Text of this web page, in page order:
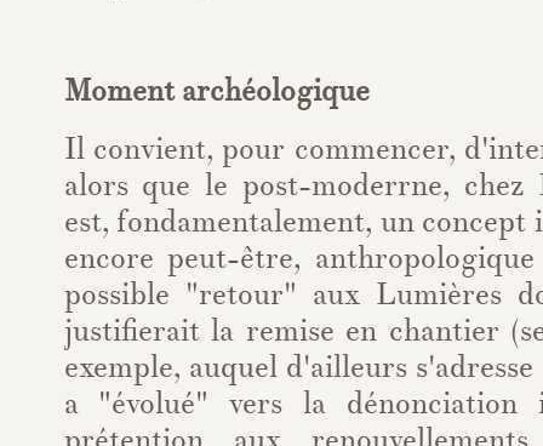
Moment archéologique
Il convient, pour commencer,
alors que le post-moderrne, chez
est, fondamentalement, un concept
encore peut-être,
possible "retour" aux Lumières
justifierait la remise en chantier
exemple, auquel d'ailleurs
a "évolué" vers la dénonciation